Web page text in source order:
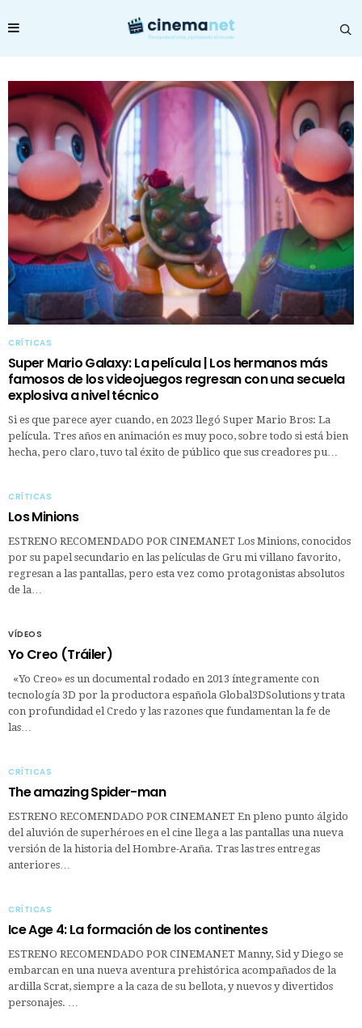
CRÍTICAS
Super Mario Galaxy: La película | Los hermanos más
famosos de los videojuegos regresan con una secuela
explosiva a nivel técnico
Si es que parece ayer cuando, en 2023 llegó Super Mario Bros: La
película. Tres años en animación es muy poco, sobre todo si está bien
hecha, pero claro, tuvo tal éxito de público que sus creadores pu…
CRÍTICAS
Los Minions
ESTRENO RECOMENDADO POR CINEMANET Los Minions, conocidos
por su papel secundario en las películas de Gru mi villano favorito,
regresan a las pantallas, pero esta vez como protagonistas absolutos
de la…
VÍDEOS
Yo Creo (Tráiler)
«Yo Creo» es un documental rodado en 2013 íntegramente con
tecnología 3D por la productora española Global3DSolutions y trata
con profundidad el Credo y las razones que fundamentan la fe de
las…
CRÍTICAS
The amazing Spider-man
ESTRENO RECOMENDADO POR CINEMANET En pleno punto álgido
del aluvión de superhéroes en el cine llega a las pantallas una nueva
versión de la historia del Hombre-Araña. Tras las tres entregas
anteriores…
CRÍTICAS
Ice Age 4: La formación de los continentes
ESTRENO RECOMENDADO POR CINEMANET Manny, Sid y Diego se
embarcan en una nueva aventura prehistórica acompañados de la
ardilla Scrat, siempre a la caza de su bellota, y nuevos y divertidos
personajes. …